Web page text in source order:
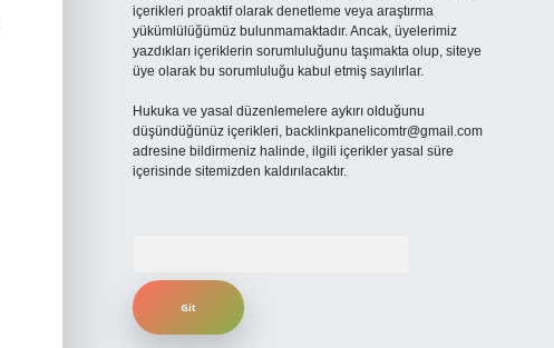
içerikleri proaktif olarak denetleme veya araştırma
yükümlülüğümüz bulunmamaktadır. Ancak, üyelerimiz
yazdıkları içeriklerin sorumluluğunu taşımakta olup, siteye
üye olarak bu sorumluluğu kabul etmiş sayılırlar.
Hukuka ve yasal düzenlemelere aykırı olduğunu
düşündüğünüz içerikleri, backlinkpanelicomtr@gmail.com
adresine bildirmeniz halinde, ilgili içerikler yasal süre
içerisinde sitemizden kaldırılacaktır.